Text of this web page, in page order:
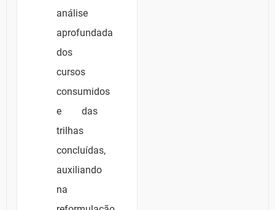
análise
aprofundada
dos
cursos
consumidos
e das
trilhas
concluídas,
auxiliando
na